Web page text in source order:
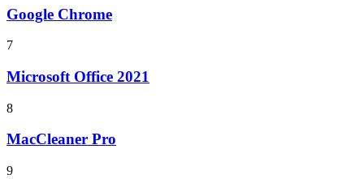
Google Chrome
7
Microsoft Office 2021
8
MacCleaner Pro
9